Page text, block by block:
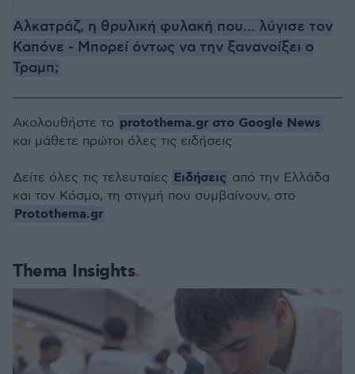
Αλκατράζ, η θρυλική φυλακή που... λύγισε τον
Καπόνε - Μπορεί όντως να την ξανανοίξει ο
Τραμπ;
Thema Insights
Ακολουθήστε το protothema.gr στο Google News
και μάθετε πρώτοι όλες τις ειδήσεις
Δείτε όλες τις τελευταίες Ειδήσεις από την Ελλάδα
και τον Κόσμο, τη στιγμή που συμβαίνουν, στο
Protothema.gr